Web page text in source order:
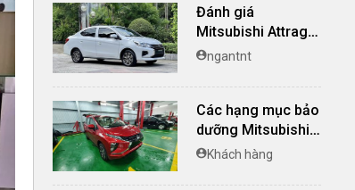
Đánh giá
Mitsubishi Attrage
2024: Giá rẻ, trẻ
ứng tốt nhu cầu cơ
bản của người
dùng
ngantnt
Các hạng mục bảo
dưỡng Mitsubishi
Xpander tại 10.000
Khách hàng